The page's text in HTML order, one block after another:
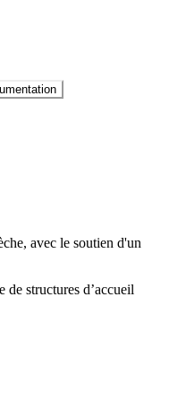
avec le soutien d'un
de structures d’accueil